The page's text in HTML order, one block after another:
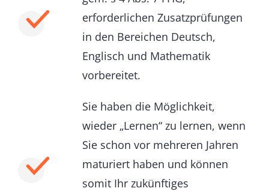
erforderlichen Zusatzprüfungen
in den Bereichen Deutsch,
Englisch und Mathematik
vorbereitet.
Sie haben die Möglichkeit,
wieder „Lernen“ zu lernen, wenn
Sie schon vor mehreren Jahren
maturiert haben und können
somit Ihr zukünftiges